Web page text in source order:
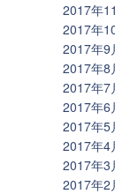
2017年
2017年
2017年9
2017年8
2017年7
2017年6
2017年5
2017年4
2017年3
2017年2